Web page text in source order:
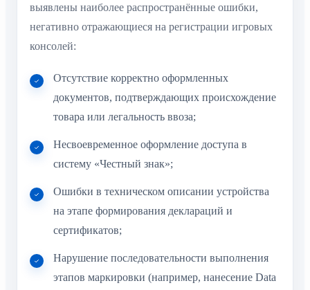
выявлены наиболее распространённые ошибки,
негативно отражающиеся на регистрации игровых
консолей:
Отсутствие корректно оформленных
документов, подтверждающих происхождение
товара или легальность ввоза;
Несвоевременное оформление доступа в
систему «Честный знак»;
Ошибки в техническом описании устройства
на этапе формирования деклараций и
сертификатов;
Нарушение последовательности выполнения
этапов маркировки (например, нанесение Data